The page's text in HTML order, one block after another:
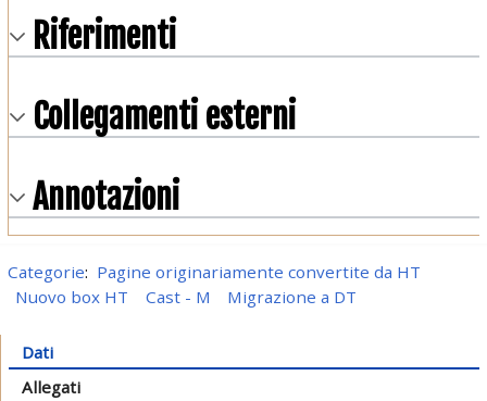
Riferimenti
Collegamenti esterni
Annotazioni
Categorie: Pagine originariamente convertite da HT
Nuovo box HT
Cast - M Migrazione a DT
Dati
Allegati